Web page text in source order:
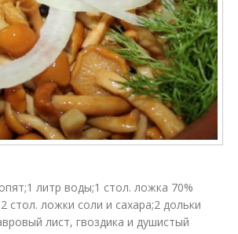
литр воды;1 стол. ложка 70%
стол. ложки соли и сахара;2 дольки
лист, гвоздика и душистый